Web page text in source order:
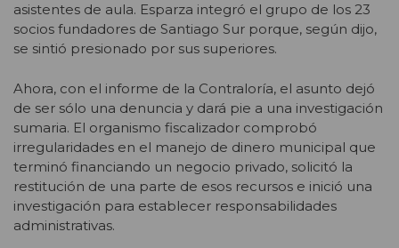
asistentes de aula. Esparza integró el grupo de los 23
socios fundadores de Santiago Sur porque, según dijo,
se sintió presionado por sus superiores.
Ahora, con el informe de la Contraloría, el asunto dejó
de ser sólo una denuncia y dará pie a una investigación
sumaria. El organismo fiscalizador comprobó
irregularidades en el manejo de dinero municipal que
terminó financiando un negocio privado, solicitó la
restitución de una parte de esos recursos e inició una
investigación para establecer responsabilidades
administrativas.